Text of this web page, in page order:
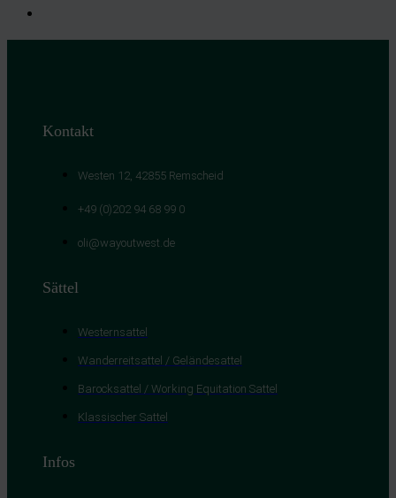
Kontakt
Westen 12, 42855 Remscheid
+49 (0)202 94 68 99 0
oli@wayoutwest.de
Sättel
Westernsattel
Wanderreitsattel / Geländesattel
Barocksattel / Working Equitation Sattel
Klassischer Sattel
Infos